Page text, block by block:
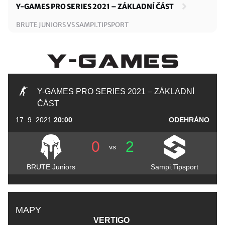
Y-GAMES PRO SERIES 2021 – ZÁKLADNÍ ČÁST
BRUTE JUNIORS VS SAMPI.TIPSPORT
Y-GAMES PRO SERIES 2021 – ZÁKLADNÍ
ČÁST
17. 9. 2021 20:00 ODEHRÁNO
0 vs 2
BRUTE Juniors Sampi.Tipsport
MAPY
VERTIGO